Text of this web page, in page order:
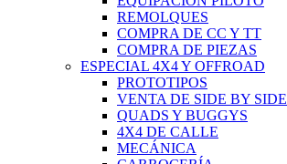
REMOLQUES
COMPRA DE CC Y TT
COMPRA DE PIEZAS
ESPECIAL 4X4 Y OFFROAD
PROTOTIPOS
VENTA DE SIDE BY SIDE
QUADS Y BUGGYS
4X4 DE CALLE
MECÁNICA